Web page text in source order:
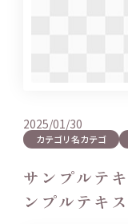
カテゴリ名カテゴ
2025/01/30
サンプルテ
ンプルテキ